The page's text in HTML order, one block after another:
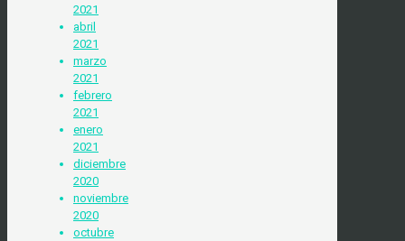
2021
abril
2021
marzo
2021
febrero
2021
enero
2021
diciembre
2020
noviembre
2020
octubre